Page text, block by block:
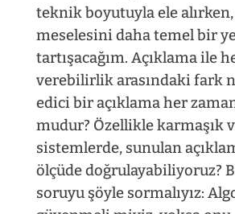
teknik boyutuyla ele
meselesini daha temel bir
tartışacağım. Açıklama ile
verebilirlik arasındaki fark
edici bir açıklama her
mudur? Özellikle karmaşık
sistemlerde, sunulan
ölçüde doğrulayabiliyoruz?
soruyu şöyle sormalıyız: